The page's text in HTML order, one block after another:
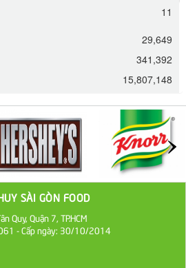
thiên nhiên Biên Hòa gói 1kg
SẠCH CÔ BA BIÊN HÒA 1KG
27.000 VND
cát trắng An Khê bao 50kg
1.100.000 VND
Tôm Cholimex PET Hũ 450g
36.000 VND
11
29,649
341,392
15,807,148
SÀI GÒN FOOD
Quy, Quận 7, TP.HCM
- Cấp ngày: 30/10/2014
334